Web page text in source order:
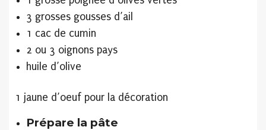
3 grosses gousses d’ail
1 cac de cumin
2 ou 3 oignons pays
huile d’olive
1 jaune d’oeuf pour la décoration
Prépare la pâte